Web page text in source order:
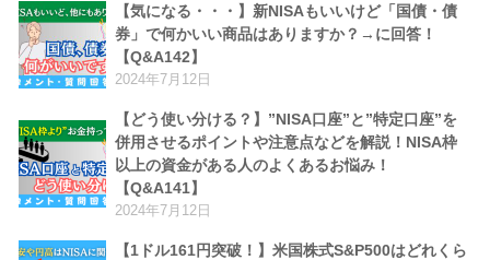
【気になる・・・】新NISAもいいけど「国債・債
券」で何かいい商品はありますか？→に回答！
【Q&A142】
2024年7月12日
【どう使い分ける？】”NISA口座”と”特定口座”を
併用させるポイントや注意点などを解説！NISA枠
以上の資金がある人のよくあるお悩み！
【Q&A141】
2024年7月12日
【1ドル161円突破！】米国株式S&P500はどれくら